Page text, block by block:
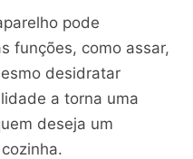
pode
funções, como assar,
desidratar
a torna uma
deseja um